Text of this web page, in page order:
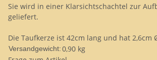
Sie wird in einer Klarsichtschachtel zur
geliefert.
Die Taufkerze ist 42cm lang und hat 2,6cm
Versandgewicht:0,90 kg